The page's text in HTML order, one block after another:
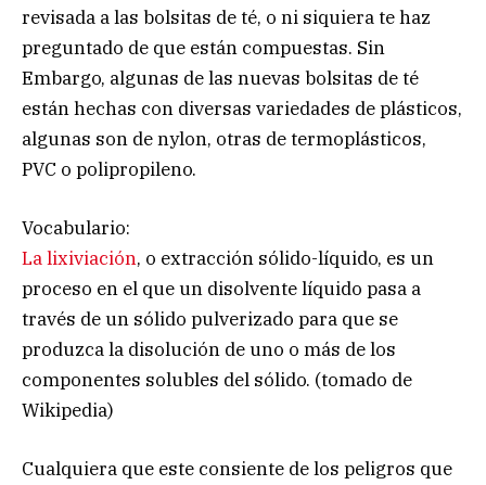
revisada a las bolsitas de té, o ni siquiera te haz
preguntado de que están compuestas. Sin
Embargo, algunas de las nuevas bolsitas de té
están hechas con diversas variedades de plásticos,
algunas son de nylon, otras de termoplásticos,
PVC o polipropileno.
Vocabulario:
La lixiviación, o extracción sólido-líquido, es un
proceso en el que un disolvente líquido pasa a
través de un sólido pulverizado para que se
produzca la disolución de uno o más de los
componentes solubles del sólido. (tomado de
Wikipedia)
Cualquiera que este consiente de los peligros que